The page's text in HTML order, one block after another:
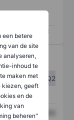
een betere
van de site
analyseren,
inhoud te
maken met
kiezen, geeft
en de
van
beheren"
Q2
XXXXXXX